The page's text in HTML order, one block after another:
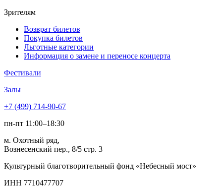
Зрителям
Возврат билетов
Покупка билетов
Льготные категории
Информация о замене и переносе концерта
Фестивали
Залы
+7 (499) 714-90-67
пн-пт 11:00–18:30
м. Охотный ряд,
Вознесенский пер., 8/5 стр. 3
Культурный благотворительный фонд «Небесный мост»
ИНН 7710477707